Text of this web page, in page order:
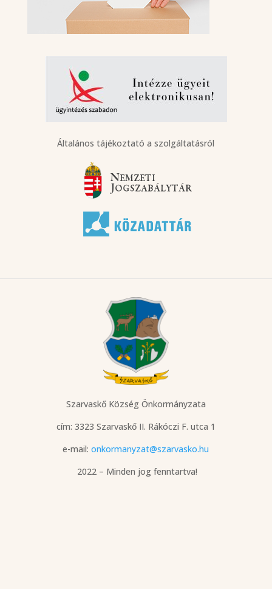
Általános tájékoztató a szolgáltatásról
Szarvaskő Község Önkormányzata
cím: 3323 Szarvaskő II. Rákóczi F. utca 1
e-mail:onkormanyzat@szarvasko.hu
2022 – Minden jog fenntartva!